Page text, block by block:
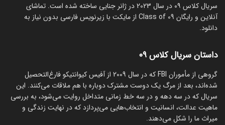
سریال کلاس ۰۹ در سال 2023 در ژانر جنایی ساخته شده است. تماشای
آنلاین و رایگان Class of 09 از مایکت با زیرنویس فارسی بدون نیاز به
دانلود.
داستان سریال کلاس ۰۹
گروهی از مأموران FBI که در سال 2009 از آفیس کیوانتیکو فارغ‌التحصیل
شده‌اند، بعد از مرگ یک دوست مشترک دوباره با هم ملاقات می‌کنند. این
سریال که در سه دهه و در سه خط زمانی متداخل روایت می‌شود، به بررسی
ماهیت عدالت، انسانیت و انتخاب‌هایی می‌پردازد که در نهایت زندگی و
میراث ما را شکل می‌دهند.